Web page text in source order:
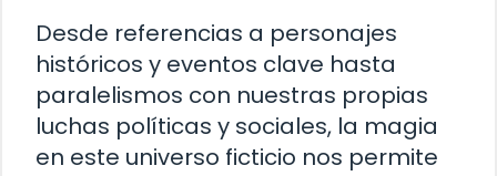
Desde referencias a personajes
históricos y eventos clave hasta
paralelismos con nuestras propias
luchas políticas y sociales, la magia
en este universo ficticio nos permite